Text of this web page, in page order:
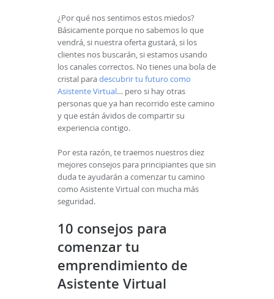
¿Por qué nos sentimos estos miedos?
Básicamente porque no sabemos lo que
vendrá, si nuestra oferta gustará, si los
clientes nos buscarán, si estamos usando
los canales correctos. No tienes una bola de
cristal paradescubrir tu futuro como
Asistente Virtual… pero si hay otras
personas que ya han recorrido este camino
y que están ávidos de compartir su
experiencia contigo.
Por esta razón, te traemos nuestros diez
mejores consejos para principiantes que sin
duda te ayudarán a comenzar tu camino
como Asistente Virtual con mucha más
seguridad.
10 consejos para
comenzar tu
emprendimiento de
Asistente Virtual